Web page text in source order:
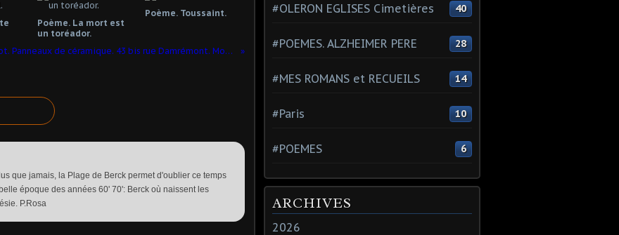
Poème. La mort est
un toréador.
Poème. Toussaint.
Poulbot. Panneaux de céramique. 43 bis rue Damrémont. Montmartre.
que jamais, la Plage de Berck permet d'oublier ce temps
époque des années 60' 70': Berck où naissent les
P.Rosa
#OLERON EGLISES Cimetières 40
#POEMES. ALZHEIMER PERE 28
#MES ROMANS et RECUEILS 14
#Paris 10
#POEMES 6
ARCHIVES
2026